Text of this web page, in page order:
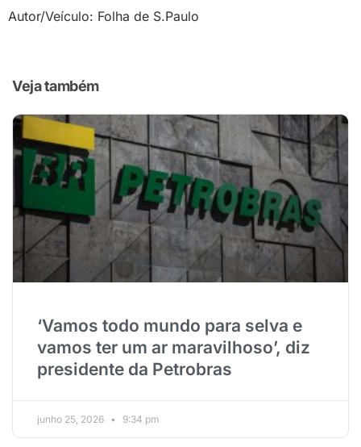
Autor/Veículo: Folha de S.Paulo
Veja também
‘Vamos todo mundo para selva e
vamos ter um ar maravilhoso’, diz
presidente da Petrobras
junho 25, 2026 9:34 pm